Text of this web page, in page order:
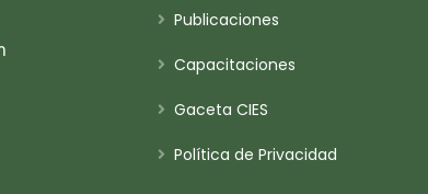
Publicaciones
Capacitaciones
Gaceta CIES
Política de Privacidad